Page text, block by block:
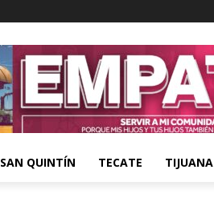
SAN QUINTÍN TECATE TIJUANA